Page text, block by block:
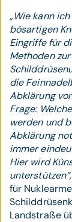
„Wie kann
bösartigen
Eingriffe für
Methoden
die
Abklärung
Frage:
werden und
Abklärung
immer
Hier wird
unterstützen“,
für
Landstraße